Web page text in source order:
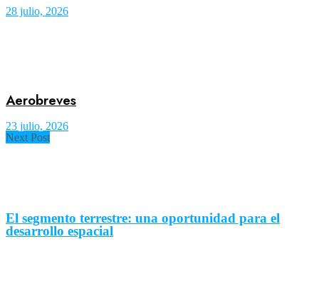
28 julio, 2026
Aerobreves
23 julio, 2026
Next Post
El segmento terrestre: una oportunidad para el
desarrollo espacial